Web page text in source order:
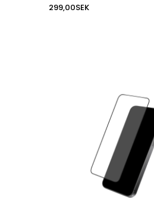
299,00SEK